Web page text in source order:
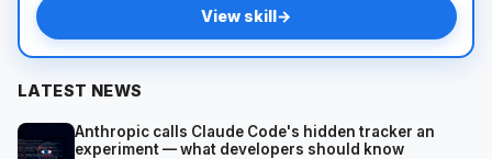
View skill→
LATEST NEWS
Anthropic calls Claude Code's hidden tracker an
experiment — what developers should know